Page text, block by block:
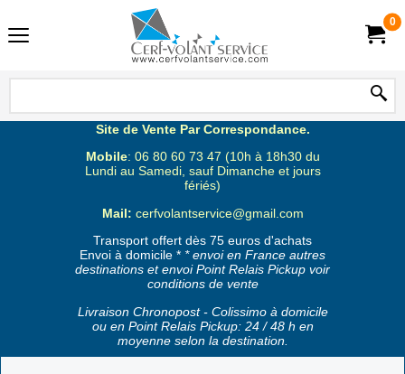
0
Site de Vente Par Correspondance.
Mobile: 06 80 60 73 47 (10h à 18h30 du
Lundi au Samedi, sauf Dimanche et jours
fériés)
Mail: cerfvolantservice@gmail.com
Transport offert dès 75 euros d'achats
Envoi à domicile * * envoi en France autres
destinations et envoi Point Relais Pickup voir
conditions de vente
Livraison Chronopost - Colissimo à domicile
ou en Point Relais Pickup: 24 / 48 h en
moyenne selon la destination.